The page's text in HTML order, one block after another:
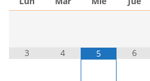
3 4 5 6